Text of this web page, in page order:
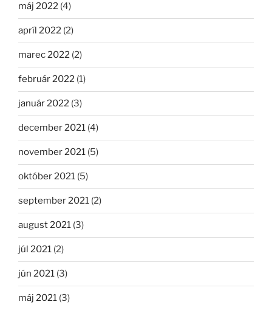
máj 2022 (4)
apríl 2022 (2)
marec 2022 (2)
február 2022 (1)
január 2022 (3)
december 2021 (4)
november 2021 (5)
október 2021 (5)
september 2021 (2)
august 2021 (3)
júl 2021 (2)
jún 2021 (3)
máj 2021 (3)